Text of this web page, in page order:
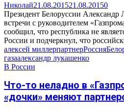
Николай21.08.201521.08.20150
Президент Белоруссии Александр
встречи с руководителем
сообщил, что республика не
России и подчеркнул, что
алексей миллерпартнерРоссия
газаалександр лукашенко
В России
Что-то неладно в
«дочки» меняют